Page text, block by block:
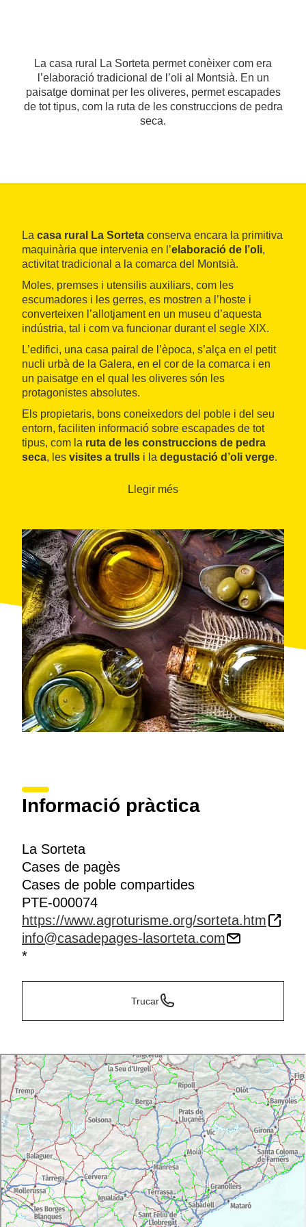
La casa rural La Sorteta permet conèixer com era
l’elaboració tradicional de l’oli al Montsià. En un
paisatge dominat per les oliveres, permet escapades
de tot tipus, com la ruta de les construccions de pedra
seca.
La casa rural La Sorteta conserva encara la primitiva
maquinària que intervenia en l’elaboració de l’oli,
activitat tradicional a la comarca del Montsià.
Moles, premses i utensilis auxiliars, com les
escumadores i les gerres, es mostren a l’hoste i
converteixen l’allotjament en un museu d’aquesta
indústria, tal i com va funcionar durant el segle XIX.
L’edifici, una casa pairal de l’època, s’alça en el petit
nucli urbà de la Galera, en el cor de la comarca i en
un paisatge en el qual les oliveres són les
protagonistes absolutes.
Els propietaris, bons coneixedors del poble i del seu
entorn, faciliten informació sobre escapades de tot
tipus, com la ruta de les construccions de pedra
seca, les visites a trulls i la degustació d’oli verge.
Llegir més
Informació pràctica
La Sorteta
Cases de pagès
Cases de poble compartides
PTE-000074
https://www.agroturisme.org/sorteta.htm
info@casadepages-lasorteta.com
*
Trucar